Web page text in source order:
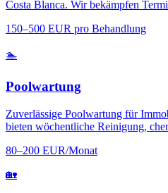
Costa Blanca. Wir bekämpfen
150–500 EUR pro Behandlung
🏊
Poolwartung
Zuverlässige Poolwartung für
bieten wöchentliche Reinigung,
80–200 EUR/Monat
🏡